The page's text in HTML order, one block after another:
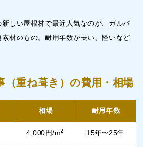
しい屋根材で最近人気なのが、ガルバ
素材のもの。耐用年数が長い、軽いなど
（重ね葺き）の費用・相場
相場 耐用年数
4,000円/m2 15年〜25年